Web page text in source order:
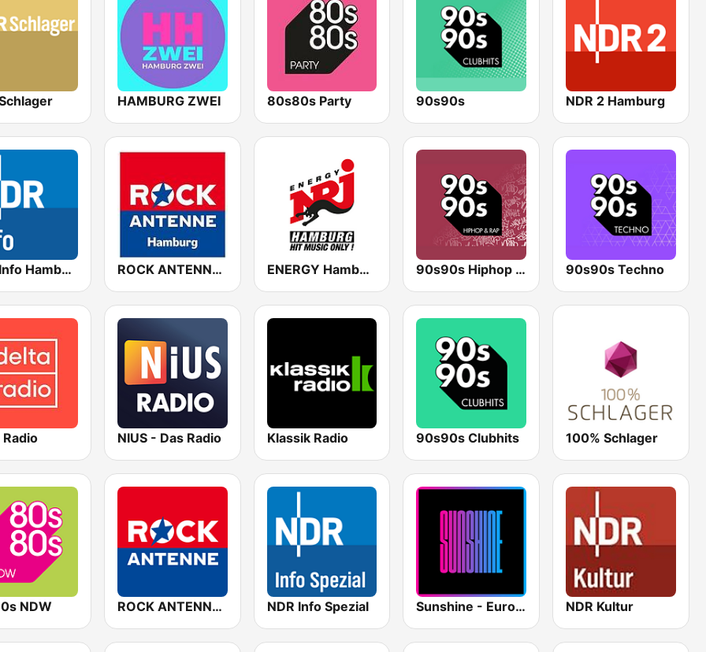
HAMBURG ZWEI 80s80s Party 90s90s NDR 2 Hamburg
NDR Info Hamburg ROCK ANTENNE Hamburg ENERGY Hamburg 90s90s Hiphop & Rap 90s90s Techno
NIUS - Das Radio Klassik Radio 90s90s Clubhits 100% Schlager
NDW ROCK ANTENNE Deutschland NDR Info Spezial Sunshine - Eurodance NDR Kultur